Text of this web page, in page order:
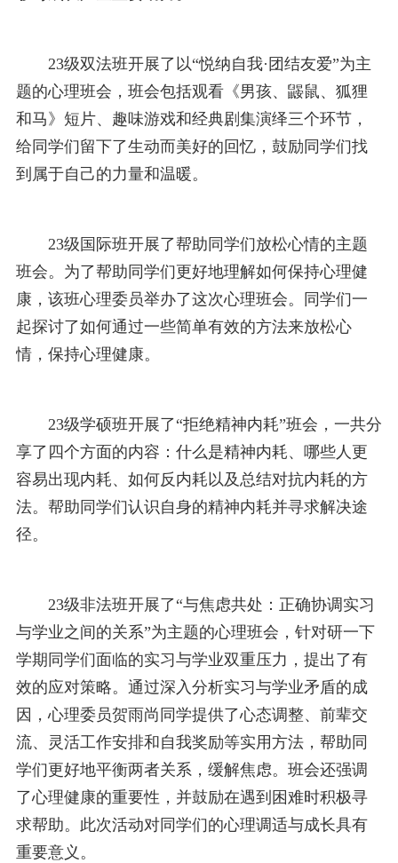
23级双法班开展了以“悦纳自我·团结友爱”为主
题的心理班会，班会包括观看《男孩、鼹鼠、狐狸
和马》短片、趣味游戏和经典剧集演绎三个环节，
给同学们留下了生动而美好的回忆，鼓励同学们找
到属于自己的力量和温暖。
23级国际班开展了帮助同学们放松心情的主题
班会。为了帮助同学们更好地理解如何保持心理健
康，该班心理委员举办了这次心理班会。同学们一
起探讨了如何通过一些简单有效的方法来放松心
情，保持心理健康。
23级学硕班开展了“拒绝精神内耗”班会，一共分
享了四个方面的内容：什么是精神内耗、哪些人更
容易出现内耗、如何反内耗以及总结对抗内耗的方
法。帮助同学们认识自身的精神内耗并寻求解决途
径。
23级非法班开展了“与焦虑共处：正确协调实习
与学业之间的关系”为主题的心理班会，针对研一下
学期同学们面临的实习与学业双重压力，提出了有
效的应对策略。通过深入分析实习与学业矛盾的成
因，心理委员贺雨尚同学提供了心态调整、前辈交
流、灵活工作安排和自我奖励等实用方法，帮助同
学们更好地平衡两者关系，缓解焦虑。班会还强调
了心理健康的重要性，并鼓励在遇到困难时积极寻
求帮助。此次活动对同学们的心理调适与成长具有
重要意义。